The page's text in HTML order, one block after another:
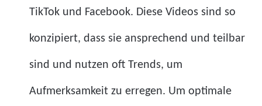
TikTok und Facebook. Diese Videos sind so
konzipiert, dass sie ansprechend und teilbar
sind und nutzen oft Trends, um
Aufmerksamkeit zu erregen. Um optimale